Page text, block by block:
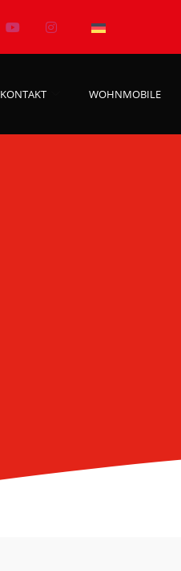
KONTAKT WOHNMOBILE